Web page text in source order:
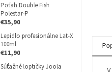
Poťah Double Fish
Polestar-P
€35,90
Lepidlo profesionálne Lat-X
100ml
€11,90
Súťažné loptičky Joola